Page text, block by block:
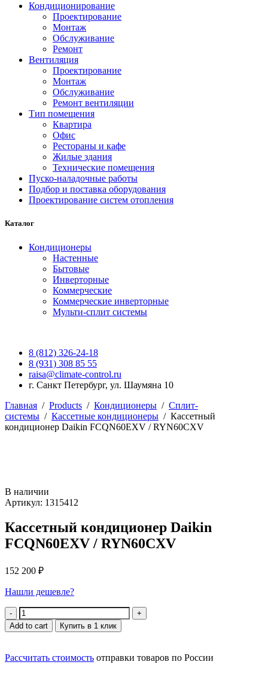
Кондиционирование
Проектирование
Монтаж
Обслуживание
Ремонт
Вентиляция
Проектирование
Монтаж
Обслуживание
Ремонт вентиляции
Тип помещения
Квартира
Офис
Рестораны и кафе
Жилые здания
Технические помещения
Пуско-наладочные работы
Подбор и поставка оборудования
Проектирование систем отопления
Каталог
Кондиционеры
Настенные
Бытовые
Инверторные
Коммерческие
Коммерческие инверторные
Мульти-сплит системы
8 (812) 326-24-18
8 (931) 308 85 55
raisa@climate-control.ru
г. Санкт Петербург, ул. Шаумяна 10
Главная / Products / Кондиционеры / Сплит-
системы / Кассетные кондиционеры / Кассетный
кондиционер Daikin FCQN60EXV / RYN60CXV
В наличии
Артикул: 1315412
Кассетный кондиционер Daikin
FCQN60EXV / RYN60CXV
152 200 ₽
Нашли дешевле?
Quantity
Add to cart Купить в 1 клик
Рассчитать стоимость отправки товаров по России